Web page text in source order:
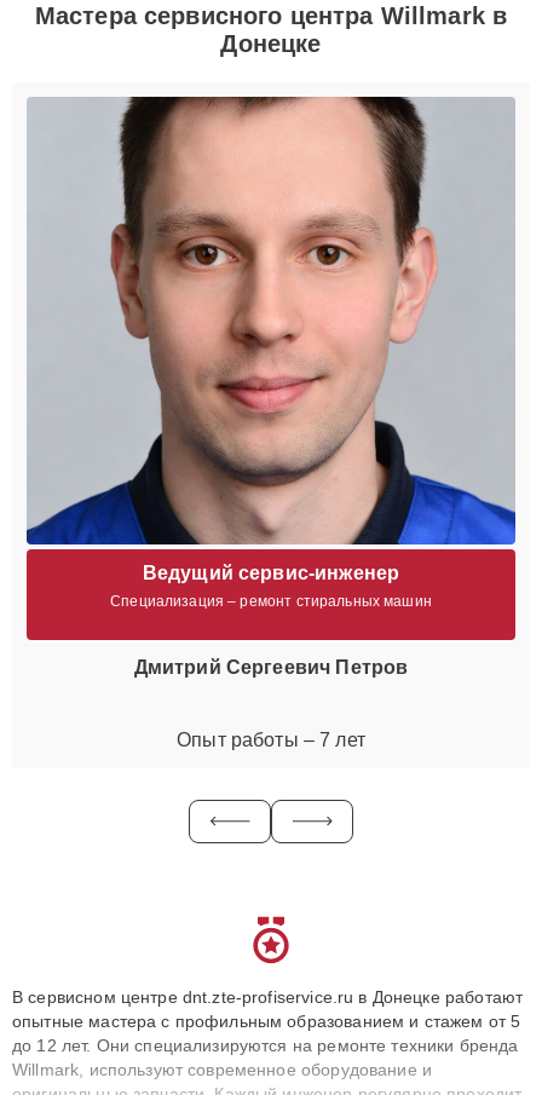
Мастера сервисного центра Willmark в
Донецке
Ведущий сервис-инженер
Специализация – ремонт стиральных машин
Дмитрий Сергеевич Петров
Опыт работы – 7 лет
В сервисном центре dnt.zte-profiservice.ru в Донецке работают
опытные мастера с профильным образованием и стажем от 5
до 12 лет. Они специализируются на ремонте техники бренда
Willmark, используют современное оборудование и